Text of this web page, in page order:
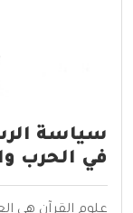
سياسة
في الحرب
علوم القرآن هي